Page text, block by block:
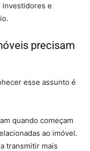
investidores e
precisam
esse assunto é
quando começam
ao imóvel.
transmitir mais